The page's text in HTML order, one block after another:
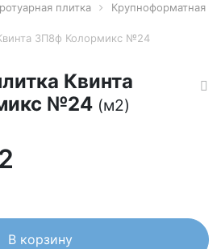
плитка
Крупноформатная
3П8ф Колормикс №24
Квинта
№24 (м2)
В корзину